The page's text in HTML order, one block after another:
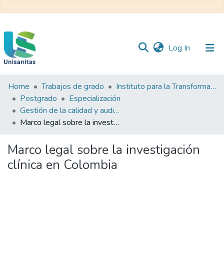
Log In (current)
Inicio
Web
Unisanitas
Web
Biblioteca
Home Trabajos de grado
Instituto para la Transformación y el Desarrollo Sanitario - ITDS
Postgrado
Especialización
Gestión de la calidad y auditoría en salud
Marco legal sobre la investigación clínica en Colombia
Marco legal sobre la investigación
clínica en Colombia